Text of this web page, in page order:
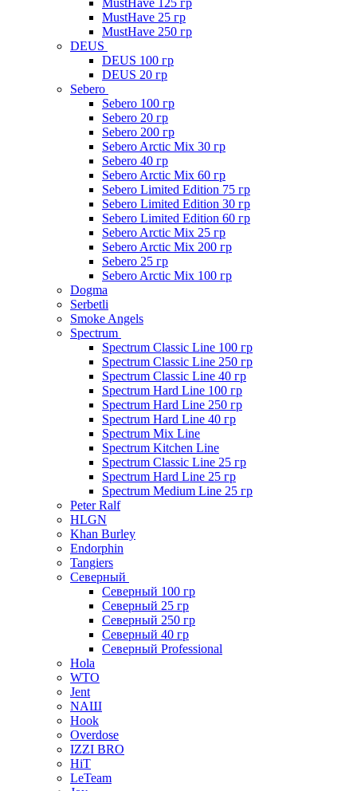
MustHave 25 гр
MustHave 250 гр
DEUS
DEUS 100 гр
DEUS 20 гр
Sebero
Sebero 100 гр
Sebero 20 гр
Sebero 200 гр
Sebero Arctic Mix 30 гр
Sebero 40 гр
Sebero Arctic Mix 60 гр
Sebero Limited Edition 75 гр
Sebero Limited Edition 30 гр
Sebero Limited Edition 60 гр
Sebero Arctic Mix 25 гр
Sebero Arctic Mix 200 гр
Sebero 25 гр
Sebero Arctic Mix 100 гр
Dogma
Serbetli
Smoke Angels
Spectrum
Spectrum Classic Line 100 гр
Spectrum Classic Line 250 гр
Spectrum Classic Line 40 гр
Spectrum Hard Line 100 гр
Spectrum Hard Line 250 гр
Spectrum Hard Line 40 гр
Spectrum Mix Line
Spectrum Kitchen Line
Spectrum Classic Line 25 гр
Spectrum Hard Line 25 гр
Spectrum Medium Line 25 гр
Peter Ralf
HLGN
Khan Burley
Endorphin
Tangiers
Северный
Северный 100 гр
Северный 25 гр
Северный 250 гр
Северный 40 гр
Северный Professional
Hola
WTO
Jent
NAШ
Hook
Overdose
IZZI BRO
HiT
LeTeam